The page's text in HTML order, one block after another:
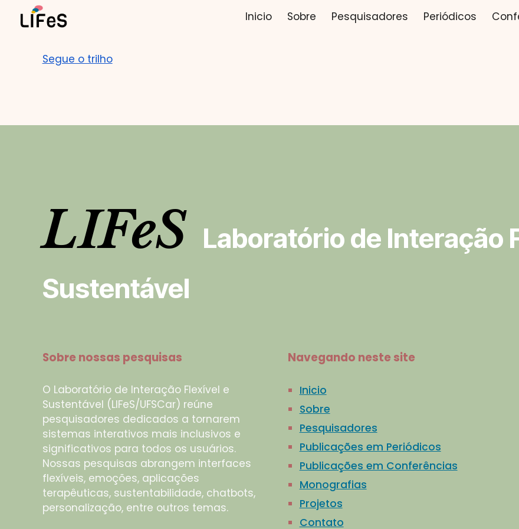
Skip to main content Skip to
Inicio Sobre Pesquisadores Periódicos
Segue o trilho
LIFeS Laboratório de Interação
Sustentável
Sobre nossas pesquisas
O Laboratório de Interação Flexível e
Sustentável (LIFeS/UFSCar) reúne
pesquisadores dedicados a tornarem
sistemas interativos mais inclusivos e
significativos para todos os usuários.
Nossas pesquisas abrangem interfaces
flexíveis, emoções, aplicações
terapêuticas, sustentabilidade, chatbots,
personalização, entre outros temas.
Navegando neste site
Inicio
Sobre
Pesquisadores
Publicações em Periódicos
Publicações em Conferências
Monografias
Projetos
Contato